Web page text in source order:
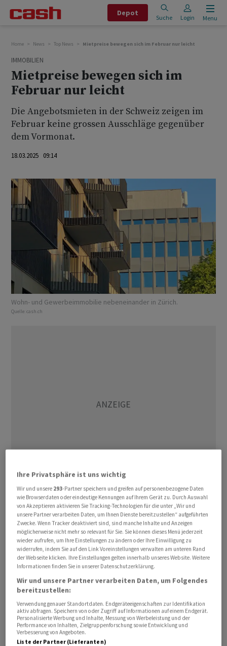
Depot
Suche Login Menu
Home News Top News Mietpreise bewegen sich im Februar nur leicht
IMMOBILIEN
Mietpreise bewegen sich im
Februar nur leicht
Die Angebotsmieten in der Schweiz zeigen im
Februar keine grossen Ausschläge gegenüber
dem Vormonat.
18.03.2025 09:14
Wohn- und Gewerbeimmobilie nebeneinander in Zürich.
Quelle: cash.ch
Im Vergleich zum Vorjahr müssen Mieterinnen und
Mieter aber teilweise deutlich tiefer in die Tasche
greifen. Insgesamt ist der Homegate-Index für
Angebotsmieten im Februar um 0,2 Prozent gestiegen
und steht nun bei 129,8 Punkten, wie Homegate am
Dienstag mitteilte. In den meisten Kantone seien die
geblieben.
Lediglich Graubünden und Schwyz (je plus 1,2 Prozent)
sowie Wallis und Zug (je plus 1,1 Prozent) und Uri (plus
1 Prozent) lagen darüber. In Schaffhausen waren die
Ihre Privatsphäre ist uns wichtig
Wir und unsere 293-Partner speichern und greifen auf personenbezogene Daten
wie Browserdaten oder eindeutige Kennungen auf Ihrem Gerät zu. Durch Auswahl
von Akzeptieren aktivieren Sie Tracking-Technologien für die unter „Wir und
unsere Partner verarbeiten Daten, um Ihnen Dienste bereitzustellen“ aufgeführten
Zwecke. Wenn Tracker deaktiviert sind, sind manche Inhalte und Anzeigen
möglicherweise nicht mehr so relevant für Sie. Sie können dieses Menü jederzeit
wieder aufrufen, um Ihre Einstellungen zu ändern oder Ihre Einwilligung zu
widerrufen, indem Sie auf den Link Voreinstellungen verwalten am unteren Rand
der Webseite klicken. Ihre Einstellungen gelten innerhalb unseres Website. Weitere
Informationen finden Sie in unserer Datenschutzerklärung.
Wir und unsere Partner verarbeiten Daten, um Folgendes
bereitzustellen:
Verwendung genauer Standortdaten. Endgeräteeigenschaften zur Identifikation
aktiv abfragen. Speichern von oder Zugriff auf Informationen auf einem Endgerät.
Personalisierte Werbung und Inhalte, Messung von Werbeleistung und der
Performance von Inhalten, Zielgruppenforschung sowie Entwicklung und
Verbesserung von Angeboten.
Liste der Partner (Lieferanten)